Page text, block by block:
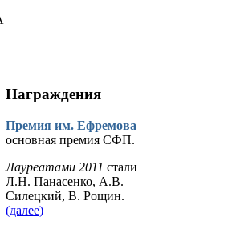
Награждения
Премия им. Ефремова
основная премия СФП.
Лауреатами 2011 стали
Л.Н. Панасенко, А.В.
Силецкий, В. Рощин.
(далее)